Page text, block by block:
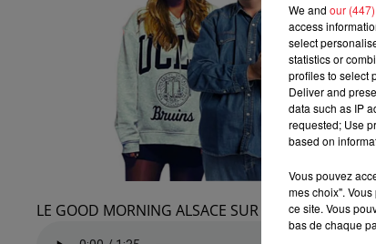
LE GOOD MORNING ALSACE SUR RADIO ECN :
We and our
access
select
statistics or
profiles to select
Deliver and
data such as IP
requested; Use
based on
Vous pouvez
mes choix".
ce site. Vous
bas de chaque